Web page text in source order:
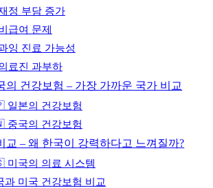
정 부담 증가
급여 문제
잉 진료 가능성
료진 과부하
의 건강보험 – 가장 가까운 국가 비교
본의 건강보험
국의 건강보험
교 – 왜 한국이 강력하다고 느껴질까?
국의 의료 시스템
과 미국 건강보험 비교